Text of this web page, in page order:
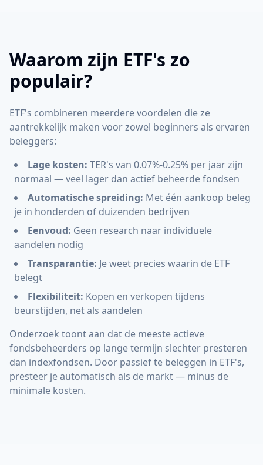
Waarom zijn ETF's zo
populair?
ETF's combineren meerdere voordelen die ze
aantrekkelijk maken voor zowel beginners als ervaren
beleggers:
Lage kosten: TER's van 0.07%-0.25% per jaar zijn
normaal — veel lager dan actief beheerde fondsen
Automatische spreiding: Met één aankoop beleg
je in honderden of duizenden bedrijven
Eenvoud: Geen research naar individuele
aandelen nodig
Transparantie: Je weet precies waarin de ETF
belegt
Flexibiliteit: Kopen en verkopen tijdens
beurstijden, net als aandelen
Onderzoek toont aan dat de meeste actieve
fondsbeheerders op lange termijn slechter presteren
dan indexfondsen. Door passief te beleggen in ETF's,
presteer je automatisch als de markt — minus de
minimale kosten.